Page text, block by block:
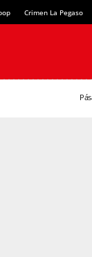
Crimen La Pegaso